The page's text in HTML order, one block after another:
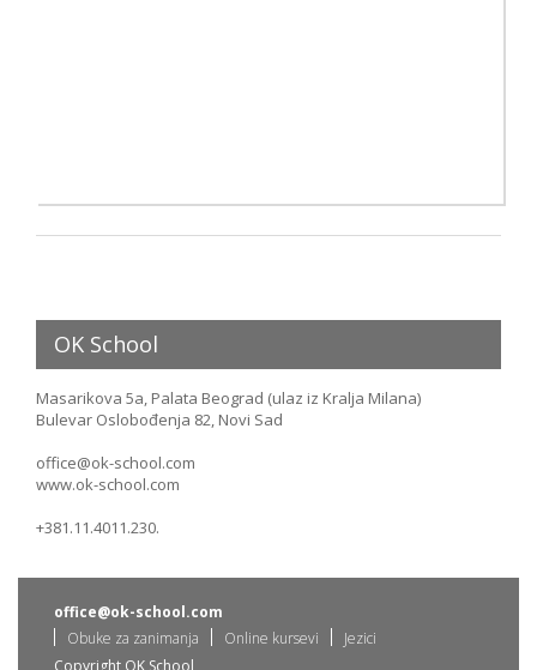
OK School
Masarikova 5a, Palata Beograd (ulaz iz Kralja Milana)
Bulevar Oslobođenja 82, Novi Sad
office@ok-school.com
www.ok-school.com
+381.11.4011.230.
office@ok-school.com
Obuke za zanimanja
Online kursevi
Jezici
Copyright OK School